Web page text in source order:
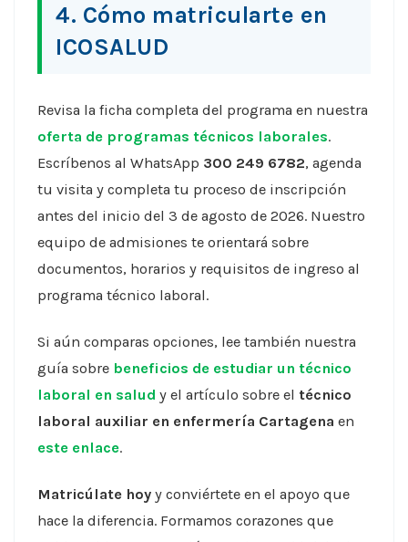
4. Cómo matricularte en
ICOSALUD
Revisa la ficha completa del programa en nuestra
oferta de programas técnicos laborales.
Escríbenos al WhatsApp 300 249 6782, agenda
tu visita y completa tu proceso de inscripción
antes del inicio del 3 de agosto de 2026. Nuestro
equipo de admisiones te orientará sobre
documentos, horarios y requisitos de ingreso al
programa técnico laboral.
Si aún comparas opciones, lee también nuestra
guía sobre beneficios de estudiar un técnico
laboral en salud y el artículo sobre el técnico
laboral auxiliar en enfermería Cartagena en
este enlace.
Matricúlate hoy y conviértete en el apoyo que
hace la diferencia. Formamos corazones que